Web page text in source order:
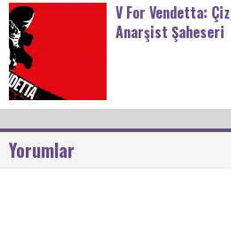
V For Vendetta:
Anarşist Şaheseri
Yorumlar